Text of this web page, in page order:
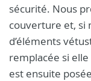
sécurité. Nous
couverture et, si
d’éléments
remplacée si
est ensuite